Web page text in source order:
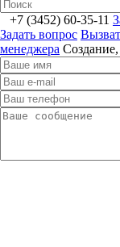
+7 (3452) 60-35-11
Задать вопрос
менеджера